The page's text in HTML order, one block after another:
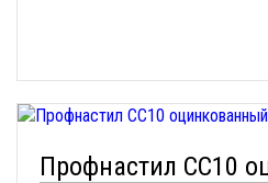
Профнастил СС10